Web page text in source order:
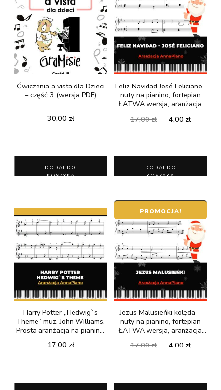
Ćwiczenia a vista dla Dzieci
– część 3 (wersja PDF)
30,00 zł
DODAJ DO
KOSZYKA
Feliz Navidad José Feliciano-
nuty na pianino, fortepian
ŁATWA wersja, aranżacja
17,00zł
Pierwotna
4,00 zł
DODAJ DO
KOSZYKA
Harry Potter „Hedwig`s
Theme” muz. John Williams.
Prosta aranżacja na pianino,
AnnaPiano
17,00 zł
PROMOCJA!
Jezus Malusieńki kolęda –
nuty na pianino, fortepian
ŁATWA wersja, aranżacja
17,00zł
Pierwotna
4,00 zł